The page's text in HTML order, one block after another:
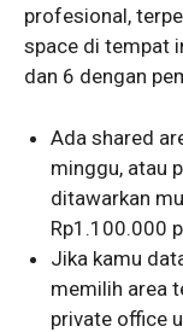
profesional,
space di tempat
dan 6 dengan
Ada shared
minggu, atau
ditawarkan
Rp1.100.000
Jika kamu
memilih area
private office